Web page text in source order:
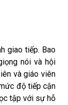
giao tiếp. Bao
nói và hội
và giáo viên
độ tiếp cận
tập với sự hỗ